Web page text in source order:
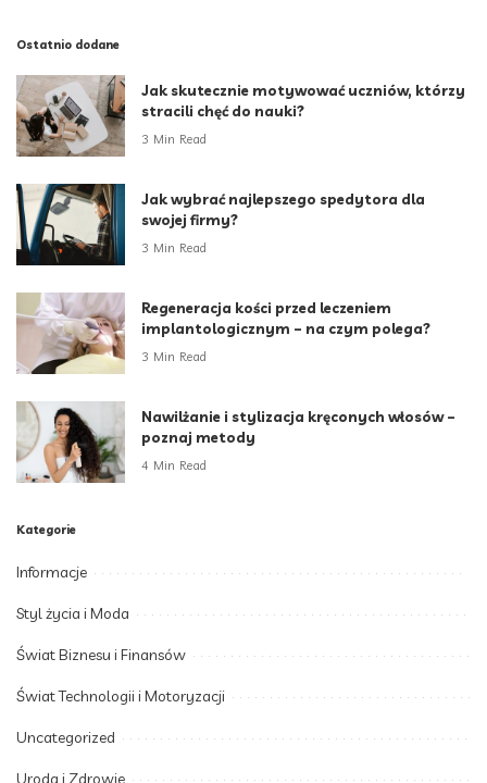
Ostatnio dodane
Jak skutecznie motywować uczniów, którzy
stracili chęć do nauki?
3 Min Read
Jak wybrać najlepszego spedytora dla
swojej firmy?
3 Min Read
Regeneracja kości przed leczeniem
implantologicznym – na czym polega?
3 Min Read
Nawilżanie i stylizacja kręconych włosów –
poznaj metody
4 Min Read
Kategorie
Informacje
Styl życia i Moda
Świat Biznesu i Finansów
Świat Technologii i Motoryzacji
Uncategorized
Uroda i Zdrowie